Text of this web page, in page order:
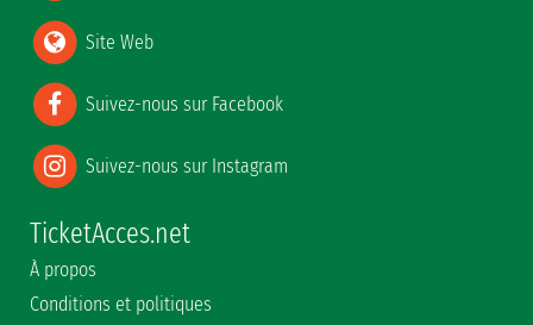
Site Web
Suivez-nous sur Facebook
Suivez-nous sur Instagram
TicketAcces.net
À propos
Conditions et politiques